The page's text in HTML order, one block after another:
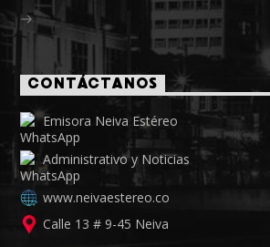
CONTÁCTANOS
Emisora Neiva Estéreo
Administrativo y Noticias
www.neivaestereo.co
Calle 13 # 9-45 Neiva